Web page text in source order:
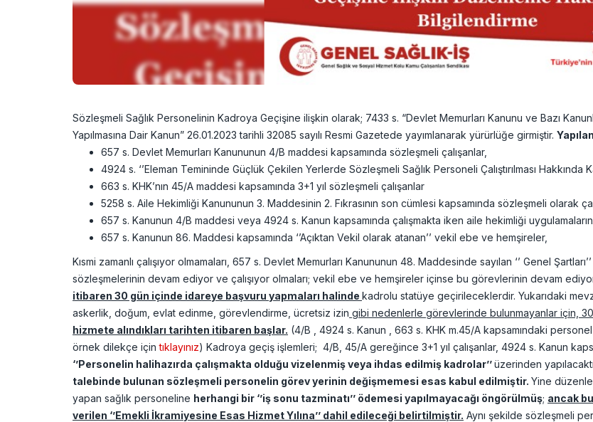
Sözleşmeli Sağlık Personelinin Kadroya Geçişine ilişkin olarak; 7433 s. “Devlet Memurları Kanunu ve Bazı
Yapılmasına Dair Kanun” 26.01.2023 tarihli 32085 sayılı Resmi Gazetede yayımlanarak yürürlüğe girmiştir.
657 s. Devlet Memurları Kanununun 4/B maddesi kapsamında sözleşmeli çalışanlar,
4924 s. ‘’Eleman Temininde Güçlük Çekilen Yerlerde Sözleşmeli Sağlık Personeli Çalıştırılması Hakkında
663 s. KHK’nın 45/A maddesi kapsamında 3+1 yıl sözleşmeli çalışanlar
5258 s. Aile Hekimliği Kanununun 3. Maddesinin 2. Fıkrasının son cümlesi kapsamında sözleşmeli olarak
657 s. Kanunun 4/B maddesi veya 4924 s. Kanun kapsamında çalışmakta iken aile hekimliği
657 s. Kanunun 86. Maddesi kapsamında ‘’Açıktan Vekil olarak atanan’’ vekil ebe ve hemşireler,
Kısmi zamanlı çalışıyor olmamaları, 657 s. Devlet Memurları Kanununun 48. Maddesinde sayılan ‘’ Genel
sözleşmelerinin devam ediyor ve çalışıyor olmaları; vekil ebe ve hemşireler içinse bu görevlerinin devam ediyor
itibaren 30 gün içinde idareye başvuru yapmaları halinde kadrolu statüye geçirileceklerdir. Yukarıdaki
askerlik, doğum, evlat edinme, görevlendirme, ücretsiz izin gibi nedenlerle görevlerinde bulunmayanlar için,
hizmete alındıkları tarihten itibaren başlar. (4/B , 4924 s. Kanun , 663 s. KHK m.45/A kapsamındaki
örnek dilekçe içintıklayınız) Kadroya geçiş işlemleri; 4/B, 45/A gereğince 3+1 yıl çalışanlar, 4924 s. Kanun
‘’Personelin halihazırda çalışmakta olduğu vizelenmiş veya ihdas edilmiş kadrolar’’üzerinden
talebinde bulunan sözleşmeli personelin görev yerinin değişmemesi esas kabul edilmiştir. Yine
yapan sağlık personeline herhangi bir ‘’iş sonu tazminatı’’ ödemesi yapılmayacağı öngörülmüş; ancak
verilen ‘’Emekli İkramiyesine Esas Hizmet Yılına’’ dahil edileceği belirtilmiştir. Aynı şekilde sözleşmeli